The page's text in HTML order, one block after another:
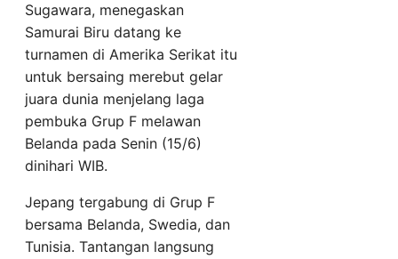
Sugawara, menegaskan
Samurai Biru datang ke
turnamen di Amerika Serikat itu
untuk bersaing merebut gelar
juara dunia menjelang laga
pembuka Grup F melawan
Belanda pada Senin (15/6)
dinihari WIB.
Jepang tergabung di Grup F
bersama Belanda, Swedia, dan
Tunisia. Tantangan langsung